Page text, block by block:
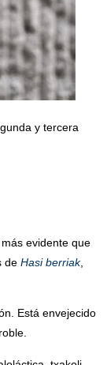
y tercera
evidente que
de Hasi berriak,
Está envejecido